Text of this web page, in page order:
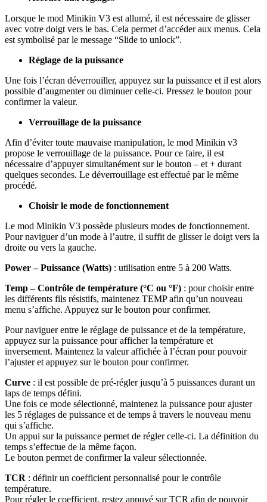
Lorsque le mod Minikin V3 est allumé, il est nécessaire de glisser
avec votre doigt vers le bas. Cela permet d’accéder aux menus. Cela
est symbolisé par le message “Slide to unlock”.
Réglage de la puissance
Une fois l’écran déverrouiller, appuyez sur la puissance et il est alors
possible d’augmenter ou diminuer celle-ci. Pressez le bouton pour
confirmer la valeur.
Verrouillage de la puissance
Afin d’éviter toute mauvaise manipulation, le mod Minikin v3
propose le verrouillage de la puissance. Pour ce faire, il est
nécessaire d’appuyer simultanément sur le bouton – et + durant
quelques secondes. Le déverrouillage est effectué par le même
procédé.
Choisir le mode de fonctionnement
Le mod Minikin V3 possède plusieurs modes de fonctionnement.
Pour naviguer d’un mode à l’autre, il suffit de glisser le doigt vers la
droite ou vers la gauche.
Power – Puissance (Watts) : utilisation entre 5 à 200 Watts.
Temp – Contrôle de température (°C ou °F) : pour choisir entre
les différents fils résistifs, maintenez TEMP afin qu’un nouveau
menu s’affiche. Appuyez sur le bouton pour confirmer.
Pour naviguer entre le réglage de puissance et de la température,
appuyez sur la puissance pour afficher la température et
inversement. Maintenez la valeur affichée à l’écran pour pouvoir
l’ajuster et appuyez sur le bouton pour confirmer.
Curve : il est possible de pré-régler jusqu’à 5 puissances durant un
laps de temps défini.
Une fois ce mode sélectionné, maintenez la puissance pour ajuster
les 5 réglages de puissance et de temps à travers le nouveau menu
qui s’affiche.
Un appui sur la puissance permet de régler celle-ci. La définition du
temps s’effectue de la même façon.
Le bouton permet de confirmer la valeur sélectionnée.
TCR : définir un coefficient personnalisé pour le contrôle
température.
Pour régler le coefficient, restez appuyé sur TCR afin de pouvoir